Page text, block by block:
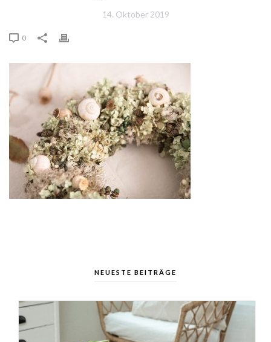
14. Oktober 2019
0
NEUESTE BEITRÄGE